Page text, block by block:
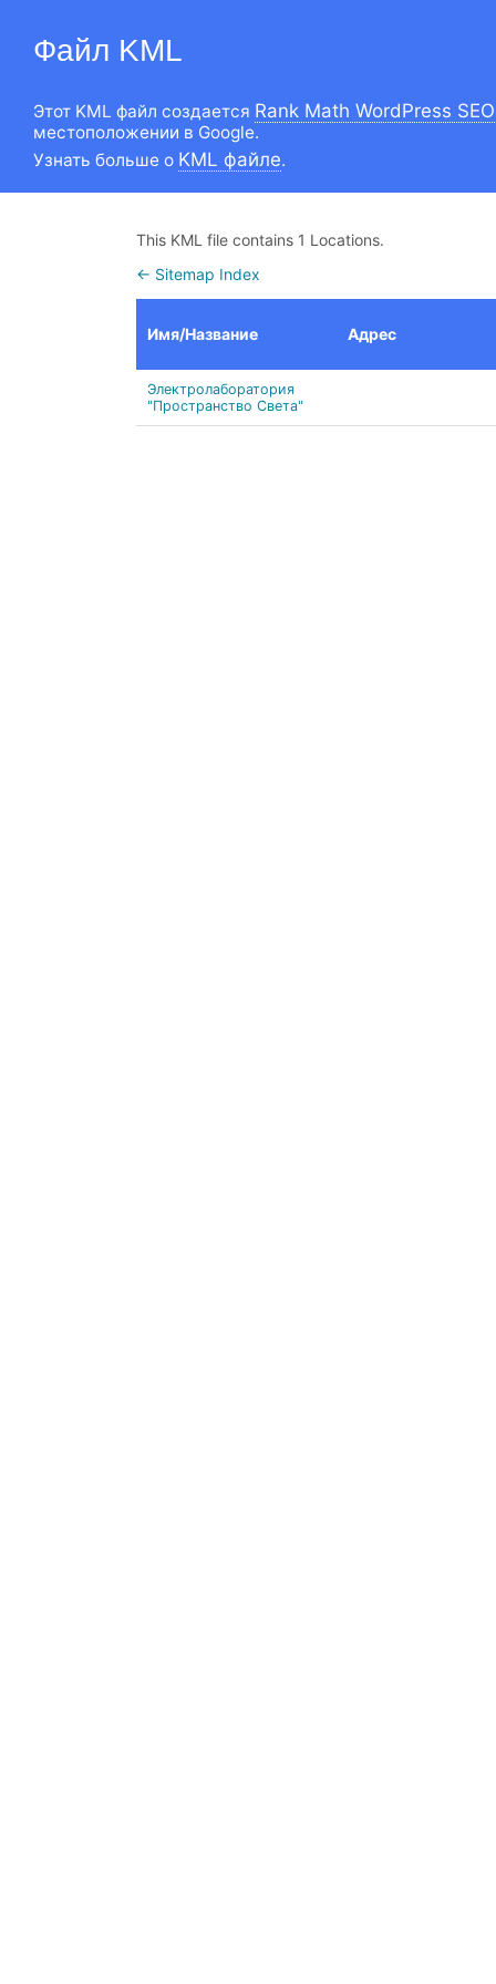
Файл KML
Этот KML файл создается Rank Math WordPress
местоположении в Google.
Узнать больше о KML файле.
This KML file contains 1 Locations.
← Sitemap Index
Имя/Название Адрес
Электролаборатория
"Пространство Света"